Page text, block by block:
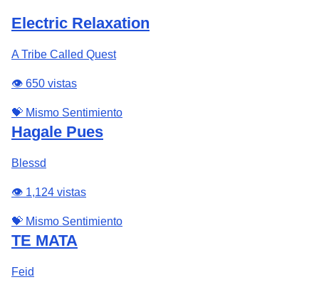
Electric Relaxation
A Tribe Called Quest
👁️ 650 vistas
💝 Mismo Sentimiento
Hagale Pues
Blessd
👁️ 1,124 vistas
💝 Mismo Sentimiento
TE MATA
Feid